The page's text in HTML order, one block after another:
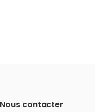
Nous contacter